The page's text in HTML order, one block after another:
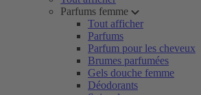
Parfums femme
Tout afficher
Parfums
Parfum pour les cheveux
Brumes parfumées
Gels douche femme
Déodorants